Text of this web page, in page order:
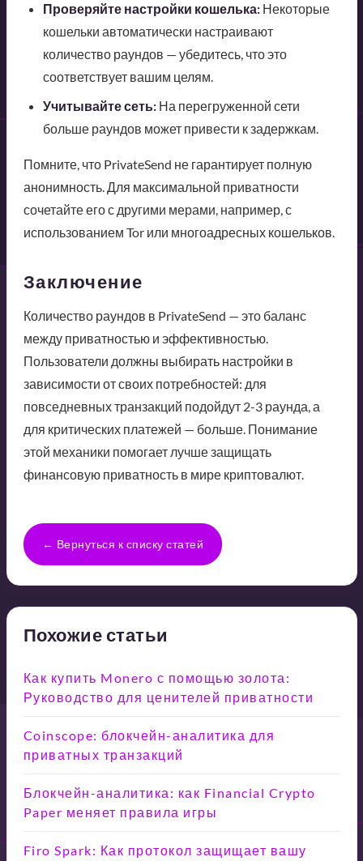
Проверяйте настройки кошелька:Некоторые
кошельки автоматически настраивают
количество раундов — убедитесь, что это
соответствует вашим целям.
Учитывайте сеть:На перегруженной сети
больше раундов может привести к задержкам.
Помните, что PrivateSend не гарантирует полную
анонимность. Для максимальной приватности
сочетайте его с другими мерами, например, с
использованием Tor или многоадресных кошельков.
Заключение
Количество раундов в PrivateSend — это баланс
между приватностью и эффективностью.
Пользователи должны выбирать настройки в
зависимости от своих потребностей: для
повседневных транзакций подойдут 2-3 раунда, а
для критических платежей — больше. Понимание
этой механики помогает лучше защищать
финансовую приватность в мире криптовалют.
← Вернуться к списку статей
Похожие статьи
Как купить Monero с помощью золота:
Руководство для ценителей приватности
Coinscope: блокчейн-аналитика для
приватных транзакций
Блокчейн-аналитика: как Financial Crypto
Paper меняет правила игры
Firo Spark: Как протокол защищает вашу